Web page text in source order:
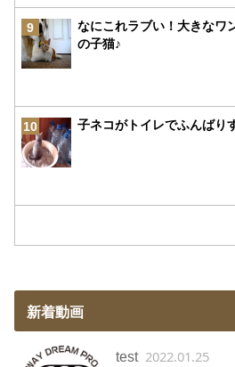
9
なにこれラブい！大きなワ
の子猫♪
10 子ネコがトイレでふんばり
新着動画
test 2022.01.25